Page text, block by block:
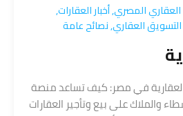
العقاري المصري,أخبار العقارات,
التسويق العقاري,نصائح عامة
العقارية في مصر: كيف تساعد منصة
والملاك على بيع وتأجير العقارات